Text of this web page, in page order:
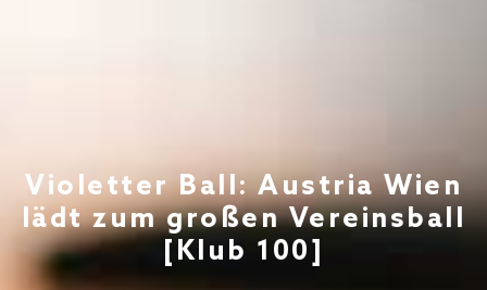
Violetter Ball: Austria Wien
lädt zum großen Vereinsball
[Klub 100]